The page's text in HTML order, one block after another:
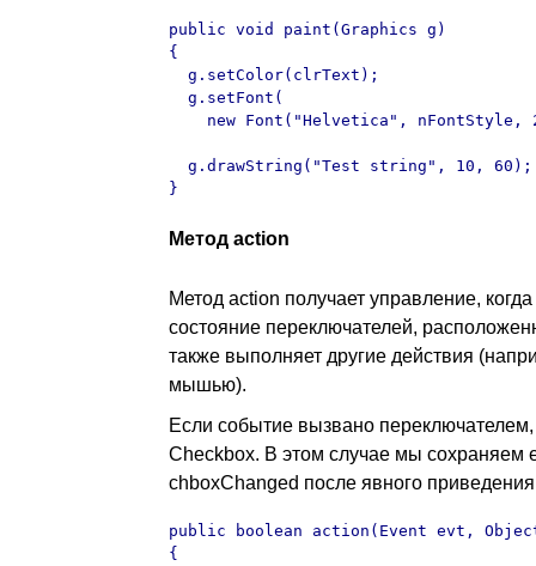
public void paint(Graphics g)
{
  g.setColor(clrText);
  g.setFont(
new Font("Helvetica", nFontStyle,
  g.drawString("Test string", 10, 60);
}
Метод action
Метод action получает управление,
состояние переключателей,
также выполняет другие действия
мышью).
Если событие вызвано переключателем,
Checkbox. В этом случае мы сохраняем
chboxChanged после явного
public boolean action(Event evt,
{